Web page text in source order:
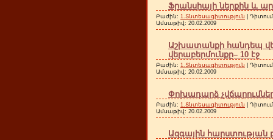
Ֆրանսիայի ներքին և
Բաժին: 1.Տնտեսագիտություն |
Ամսաթիվ: 20.02.2009
Աշխատանքի հանդեպ
վերաբերմունքը– 10 էջ
Բաժին: 1.Տնտեսագիտություն |
Ամսաթիվ: 20.02.2009
Փոխադարձ
Բաժին: 1.Տնտեսագիտություն |
Ամսաթիվ: 20.02.2009
Ազգային հարստության